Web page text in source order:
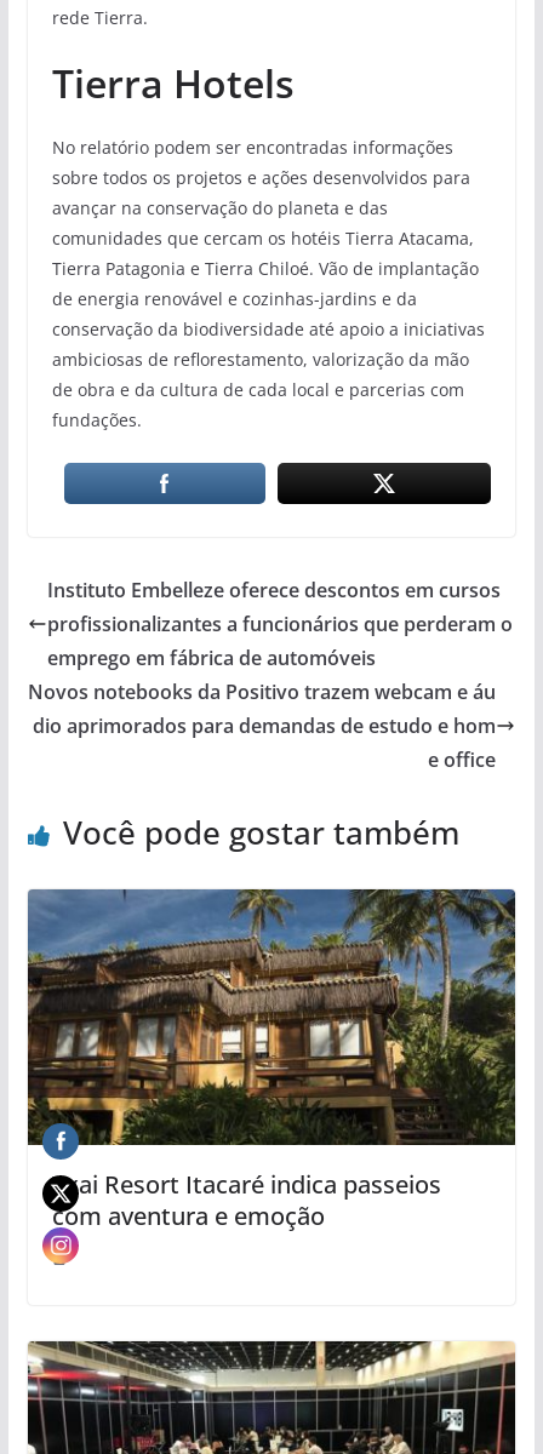
rede Tierra.
Tierra Hotels
No relatório podem ser encontradas informações
sobre todos os projetos e ações desenvolvidos para
avançar na conservação do planeta e das
comunidades que cercam os hotéis Tierra Atacama,
Tierra Patagonia e Tierra Chiloé. Vão de implantação
de energia renovável e cozinhas-jardins e da
conservação da biodiversidade até apoio a iniciativas
ambiciosas de reflorestamento, valorização da mão
de obra e da cultura de cada local e parcerias com
fundações.
Instituto Embelleze oferece descontos em cursos
profissionalizantes a funcionários que perderam o
emprego em fábrica de automóveis
Novos notebooks da Positivo trazem webcam e áu
dio aprimorados para demandas de estudo e hom
e office
Você pode gostar também
Txai Resort Itacaré indica passeios
com aventura e emoção